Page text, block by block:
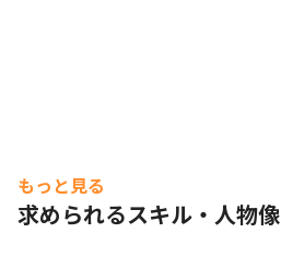
もっと見る
求められるスキル・人物像